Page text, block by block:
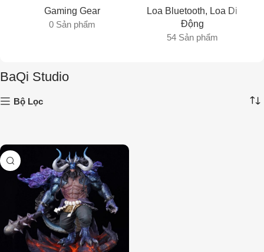
Gaming Gear
0 Sản phẩm
Loa Bluetooth, Loa Di
Động
54 Sản phẩm
BaQi Studio
Bộ Lọc